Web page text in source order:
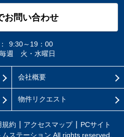
お問い合わせ
9:30～19：00
毎週 火・水曜日
会社概要
物件リクエスト
規約 アクセスマップ
PCサイト
ステーション All rights reserved.